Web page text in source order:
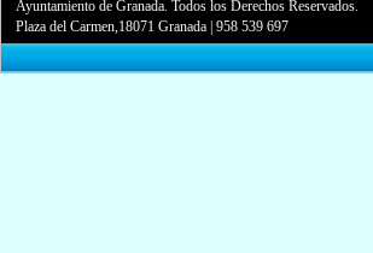
Ayuntamiento de Granada. Todos los Derechos Reservados.
Plaza del Carmen,18071 Granada |958 539 697